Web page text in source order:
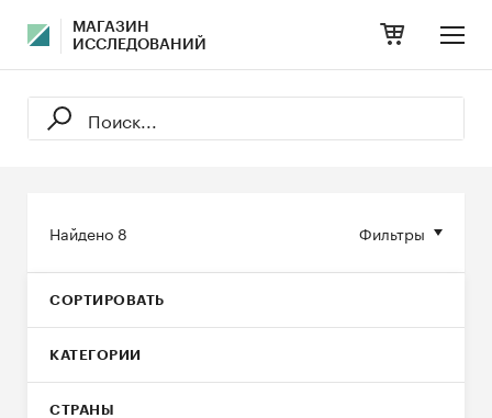
МАГАЗИН
ИССЛЕДОВАНИЙ
Фильтры
Найдено 8
СОРТИРОВАТЬ
КАТЕГОРИИ
СТРАНЫ